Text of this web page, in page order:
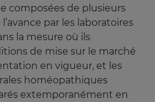
composées de plusieurs
par les laboratoires
la mesure où ils
de mise sur le marché
en vigueur, et les
homéopathiques
extemporanément en